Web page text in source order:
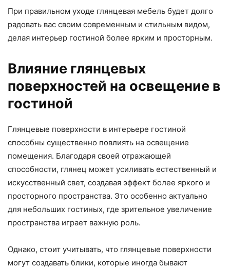
При правильном уходе глянцевая мебель будет долго
радовать вас своим современным и стильным видом,
делая интерьер гостиной более ярким и просторным.
Влияние глянцевых
поверхностей на освещение в
гостиной
Глянцевые поверхности в интерьере гостиной
способны существенно повлиять на освещение
помещения. Благодаря своей отражающей
способности, глянец может усиливать естественный и
искусственный свет, создавая эффект более яркого и
просторного пространства. Это особенно актуально
для небольших гостиных, где зрительное увеличение
пространства играет важную роль.
Однако, стоит учитывать, что глянцевые поверхности
могут создавать блики, которые иногда бывают